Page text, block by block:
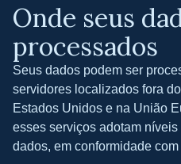
Onde seus
processados
Seus dados podem ser
servidores localizados fora
Estados Unidos e na União
esses serviços adotam
dados, em conformidade